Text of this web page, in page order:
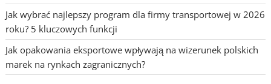
Jak wybrać najlepszy program dla firmy transportowej w 2026
roku? 5 kluczowych funkcji
Jak opakowania eksportowe wpływają na wizerunek polskich
marek na rynkach zagranicznych?